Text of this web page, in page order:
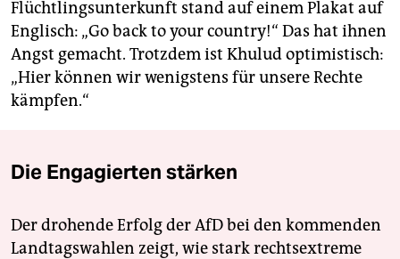
Flüchtlingsunterkunft stand auf einem Plakat auf
Englisch: „Go back to your country!“ Das hat ihnen
Angst gemacht. Trotzdem ist Khulud optimistisch:
„Hier können wir wenigstens für unsere Rechte
kämpfen.“
Die Engagierten stärken
Der drohende Erfolg der AfD bei den kommenden
Landtagswahlen zeigt, wie stark rechtsextreme